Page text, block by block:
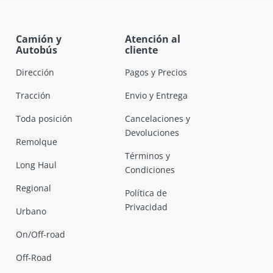
Camión y
Autobús
Dirección
Tracción
Toda posición
Remolque
Long Haul
Regional
Urbano
On/Off-road
Off-Road
Atención al
cliente
Pagos y Precios
Envio y Entrega
Cancelaciones y
Devoluciones
Términos y
Condiciones
Política de
Privacidad